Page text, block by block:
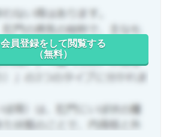
会員登録をして閲覧する
（無料）